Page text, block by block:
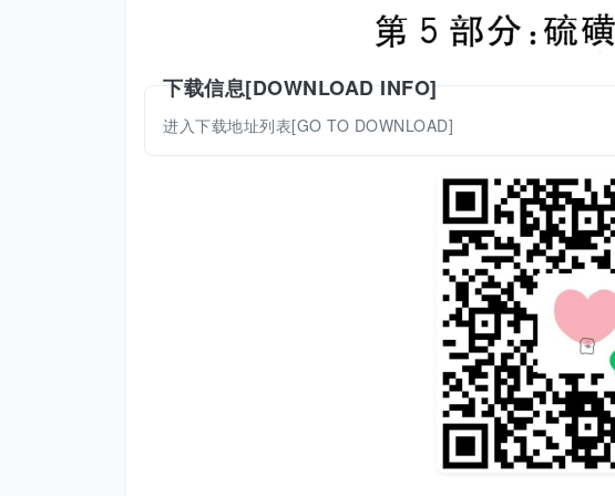
下载信息[DOWNLOAD INFO]
进入下载地址列表[GO TO DOWNLOAD]